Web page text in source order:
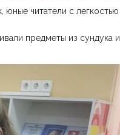
юные читатели с легкостью
предметы из сундука и